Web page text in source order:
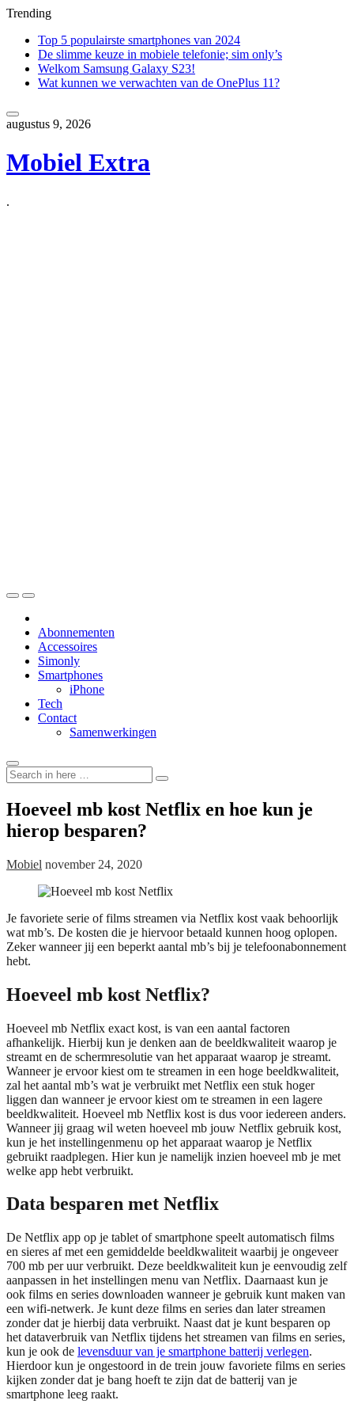
Trending
Top 5 populairste smartphones van 2024
De slimme keuze in mobiele telefonie; sim only’s
Welkom Samsung Galaxy S23!
Wat kunnen we verwachten van de OnePlus 11?
to
augustus 9, 2026
Mobiel Extra
.
Abonnementen
Accessoires
Simonly
Smartphones
iPhone
Tech
Contact
Samenwerkingen
Search
for:
Search
Hoeveel mb kost Netflix en hoe kun je
hierop besparen?
Mobiel november 24, 2020
Je favoriete serie of films streamen via Netflix kost vaak behoorlijk
wat mb’s. De kosten die je hiervoor betaald kunnen hoog oplopen.
Zeker wanneer jij een beperkt aantal mb’s bij je telefoonabonnement
hebt.
Hoeveel mb kost Netflix?
Hoeveel mb Netflix exact kost, is van een aantal factoren
afhankelijk. Hierbij kun je denken aan de beeldkwaliteit waarop je
streamt en de schermresolutie van het apparaat waarop je streamt.
Wanneer je ervoor kiest om te streamen in een hoge beeldkwaliteit,
zal het aantal mb’s wat je verbruikt met Netflix een stuk hoger
liggen dan wanneer je ervoor kiest om te streamen in een lagere
beeldkwaliteit. Hoeveel mb Netflix kost is dus voor iedereen anders.
Wanneer jij graag wil weten hoeveel mb jouw Netflix gebruik kost,
kun je het instellingenmenu op het apparaat waarop je Netflix
gebruikt raadplegen. Hier kun je namelijk inzien hoeveel mb je met
welke app hebt verbruikt.
Data besparen met Netflix
De Netflix app op je tablet of smartphone speelt automatisch films
en sieres af met een gemiddelde beeldkwaliteit waarbij je ongeveer
700 mb per uur verbruikt. Deze beeldkwaliteit kun je eenvoudig zelf
aanpassen in het instellingen menu van Netflix. Daarnaast kun je
ook films en series downloaden wanneer je gebruik kunt maken van
een wifi-netwerk. Je kunt deze films en series dan later streamen
zonder dat je hierbij data verbruikt. Naast dat je kunt besparen op
het dataverbruik van Netflix tijdens het streamen van films en series,
kun je ook de levensduur van je smartphone batterij verlegen.
Hierdoor kun je ongestoord in de trein jouw favoriete films en series
kijken zonder dat je bang hoeft te zijn dat de batterij van je
smartphone leeg raakt.